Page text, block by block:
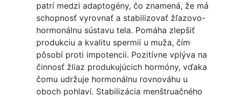
patrí medzi adaptogény, čo znamená, že má
schopnosť vyrovnať a stabilizovať žľazovo-
hormonálnu sústavu tela. Pomáha zlepšiť
produkciu a kvalitu spermií u muža, čím
pôsobí proti impotencii. Pozitívne vplýva na
činnosť žliaz produkujúcich hormóny, vďaka
čomu udržuje hormonálnu rovnováhu u
oboch pohlaví. Stabilizácia menštruačného